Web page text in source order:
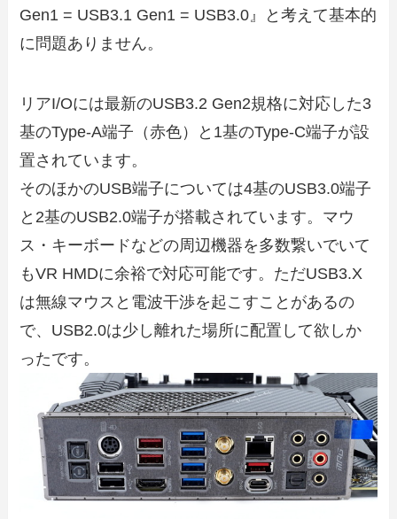
Gen1 = USB3.1 Gen1 = USB3.0』と考えて基本的
に問題ありません。
リアI/Oには最新のUSB3.2 Gen2規格に対応した3
基のType-A端子（赤色）と1基のType-C端子が設
置されています。
そのほかのUSB端子については4基のUSB3.0端子
と2基のUSB2.0端子が搭載されています。マウ
ス・キーボードなどの周辺機器を多数繋いでいて
もVR HMDに余裕で対応可能です。ただUSB3.X
は無線マウスと電波干渉を起こすことがあるの
で、USB2.0は少し離れた場所に配置して欲しか
ったです。